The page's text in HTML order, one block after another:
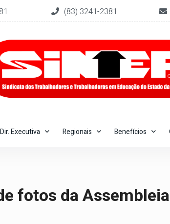
(83) 3241-2381
Dir. Executiva Regionais Benefícios
fotos da